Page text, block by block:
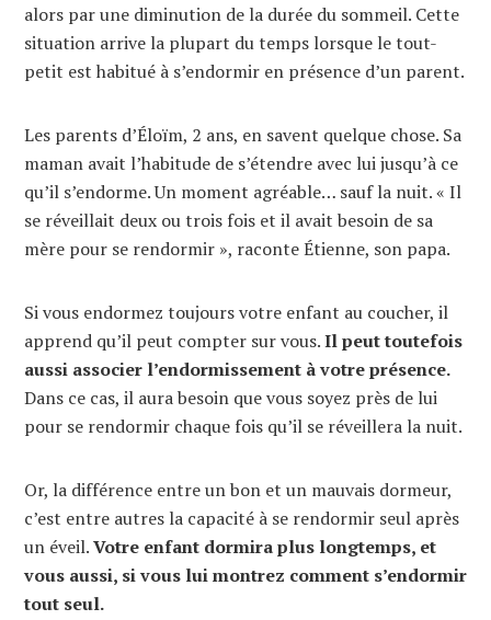
alors par une diminution de la durée du sommeil. Cette
situation arrive la plupart du temps lorsque le tout-
petit est habitué à s’endormir en présence d’un parent.
Les parents d’Éloïm, 2 ans, en savent quelque chose. Sa
maman avait l’habitude de s’étendre avec lui jusqu’à ce
qu’il s’endorme. Un moment agréable… sauf la nuit. « Il
se réveillait deux ou trois fois et il avait besoin de sa
mère pour se rendormir », raconte Étienne, son papa.
Si vous endormez toujours votre enfant au coucher, il
apprend qu’il peut compter sur vous.Il peut toutefois
aussi associer l’endormissement à votre présence.
Dans ce cas, il aura besoin que vous soyez près de lui
pour se rendormir chaque fois qu’il se réveillera la nuit.
Or, la différence entre un bon et un mauvais dormeur,
c’est entre autres la capacité à se rendormir seul après
un éveil.Votre enfant dormira plus longtemps, et
vous aussi, si vous lui montrez comment s’endormir
tout seul.